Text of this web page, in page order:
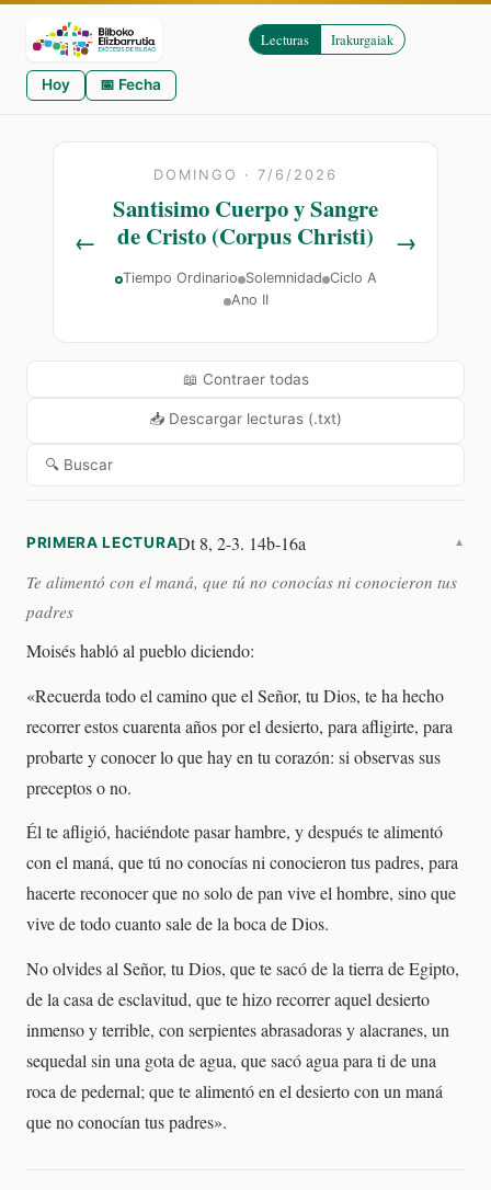
Lecturas Irakurgaiak
Hoy 📅 Fecha
← →
DOMINGO · 7/6/2026
Santisimo Cuerpo y Sangre
de Cristo (Corpus Christi)
Tiempo Ordinario Solemnidad Ciclo A
Ano II
📖 Contraer todas
📥 Descargar lecturas (.txt)
🔍 Buscar
PRIMERA LECTURADt 8, 2-3. 14b-16a ▼
Te alimentó con el maná, que tú no conocías ni conocieron tus
padres
Moisés habló al pueblo diciendo:
«Recuerda todo el camino que el Señor, tu Dios, te ha hecho
recorrer estos cuarenta años por el desierto, para afligirte, para
probarte y conocer lo que hay en tu corazón: si observas sus
preceptos o no.
Él te afligió, haciéndote pasar hambre, y después te alimentó
con el maná, que tú no conocías ni conocieron tus padres, para
hacerte reconocer que no solo de pan vive el hombre, sino que
vive de todo cuanto sale de la boca de Dios.
No olvides al Señor, tu Dios, que te sacó de la tierra de Egipto,
de la casa de esclavitud, que te hizo recorrer aquel desierto
inmenso y terrible, con serpientes abrasadoras y alacranes, un
sequedal sin una gota de agua, que sacó agua para ti de una
roca de pedernal; que te alimentó en el desierto con un maná
que no conocían tus padres».